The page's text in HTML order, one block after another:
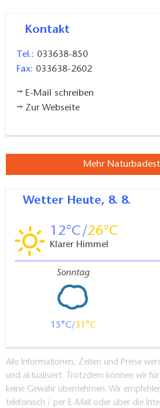
Kontakt
Tel.: 033638-850
Fax: 033638-2602
E-Mail schreiben
Zur Webseite
Mehr
Wetter Heute, 8. 8.
12 26
Klarer Himmel
Sonntag
15 31
Alle Informationen, Zeiten und Preise
und aktualisiert. Trotzdem können wir
keine Gewähr übernehmen. Wir
telefonisch / per E-Mail oder über die